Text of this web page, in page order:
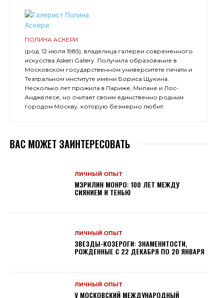
ПОЛИНА АСКЕРИ
(род. 12 июля 1985), владелица галереи современного
искусства Аskeri Gallery. Получила образование в
Московском государственном университете печати и
Театральном институте имени Бориса Щукина.
Несколько лет прожила в Париже, Милане и Лос-
Анджелесе, но считает своим единственно родным
городом Москву, которую безмерно любит.
ВАС МОЖЕТ ЗАИНТЕРЕСОВАТЬ
ЛИЧНЫЙ ОПЫТ
МЭРИЛИН МОНРО: 100 ЛЕТ МЕЖДУ
СИЯНИЕМ И ТЕНЬЮ
ЛИЧНЫЙ ОПЫТ
ЗВЕЗДЫ-КОЗЕРОГИ: ЗНАМЕНИТОСТИ,
РОЖДЕННЫЕ С 22 ДЕКАБРЯ ПО 20 ЯНВАРЯ
ЛИЧНЫЙ ОПЫТ
V МОСКОВСКИЙ МЕЖДУНАРОДНЫЙ